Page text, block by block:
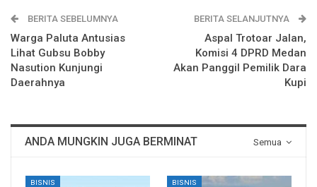
BERITA SEBELUMNYA
Warga Paluta Antusias
Lihat Gubsu Bobby
Nasution Kunjungi
Daerahnya
BERITA SELANJUTNYA
Aspal Trotoar Jalan,
Komisi 4 DPRD Medan
Akan Panggil Pemilik Dara
Kupi
Semua
ANDA MUNGKIN JUGA BERMINAT
BISNIS BISNIS